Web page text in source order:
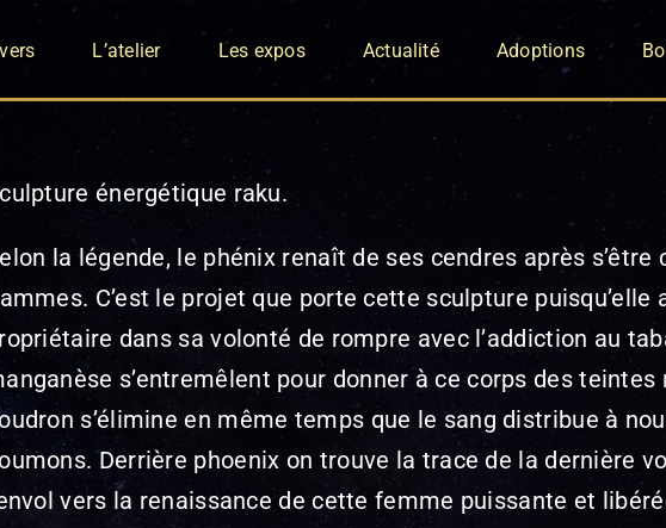
L’atelier Les expos Actualité Adoptions
énergétique raku.
la légende, le phénix renaît de ses cendres après s’être
C’est le projet que porte cette sculpture puisqu’elle
dans sa volonté de rompre avec l’addiction au
s’entremêlent pour donner à ce corps des
s’élimine en même temps que le sang distribue à
Derrière phoenix on trouve la trace de la dernière
vers la renaissance de cette femme puissante et